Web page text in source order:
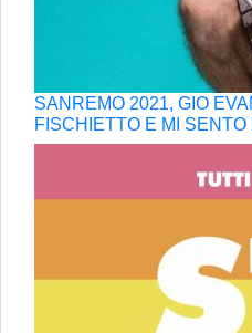
SANREMO 2021, GIO
FISCHIETTO E MI